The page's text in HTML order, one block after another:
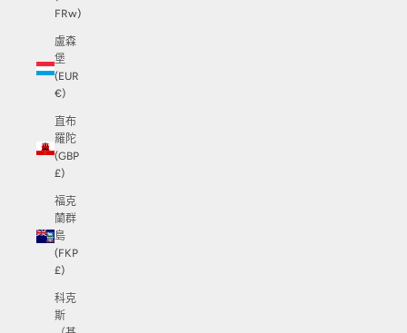
FRw)
盧森
堡
(EUR
€)
直布
羅陀
(GBP
£)
福克
蘭群
島
(FKP
£)
科克
斯